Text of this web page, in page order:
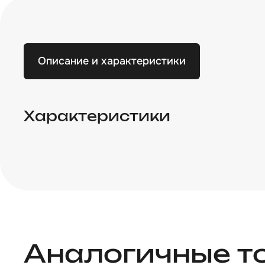
Описание и характеристики
Характеристики
Аналогичные